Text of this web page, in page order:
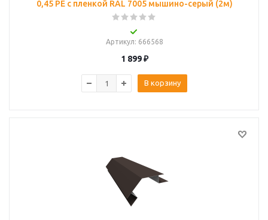
0,45 PE с пленкой RAL 7005 мышино-серый (2м)
Артикул: 666568
1 899₽
В корзину